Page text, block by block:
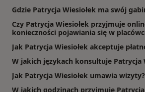
Gdzie Patrycja Wiesiołek ma swój
Czy Patrycja Wiesiołek przyjmuje
konieczności pojawiania się w
Jak Patrycja Wiesiołek akceptuje
W jakich językach konsultuje Patrycja
Jak Patrycja Wiesiołek umawia wizyty?
W jakich godzinach przyjmuje Patrycja